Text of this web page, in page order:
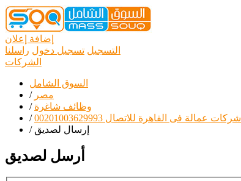
إضافة إعلان
التسجيل تسجيل دخول راسلنا
الشركات
السوق الشامل
/ مصر
/ وظائف شاغرة
/
شركات عمالة فى القاهرة للاتصال 00201003629993
/ إرسال لصديق
أرسل لصديق